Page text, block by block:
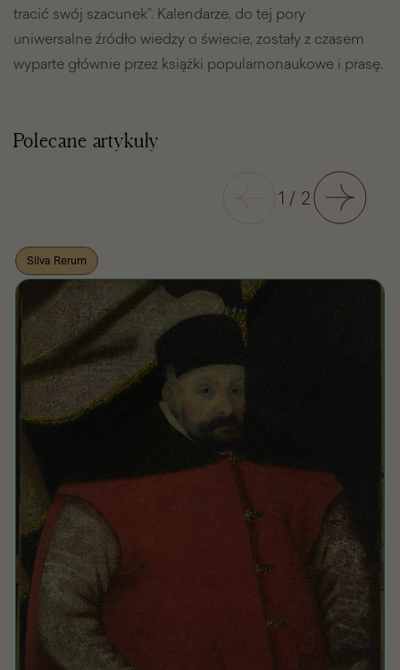
tracić swój szacunek”. Kalendarze, do tej pory
uniwersalne źródło wiedzy o świecie, zostały z czasem
wyparte głównie przez książki popularnonaukowe i prasę.
Polecane artykuły
1 / 2 Następny
Silva Rerum